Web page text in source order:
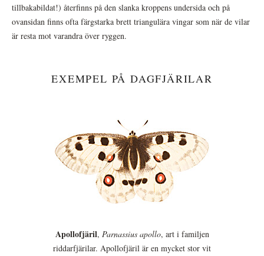
tillbakabildat!) återfinns på den slanka kroppens undersida och på
ovansidan finns ofta färgstarka brett triangulära vingar som när de vilar
är resta mot varandra över ryggen.
EXEMPEL PÅ DAGFJÄRILAR
Apollofjäril, Parnassius apollo, art i familjen
riddarfjärilar. Apollofjäril är en mycket stor vit